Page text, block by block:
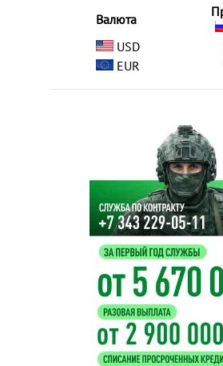
Валюта
USD
EUR